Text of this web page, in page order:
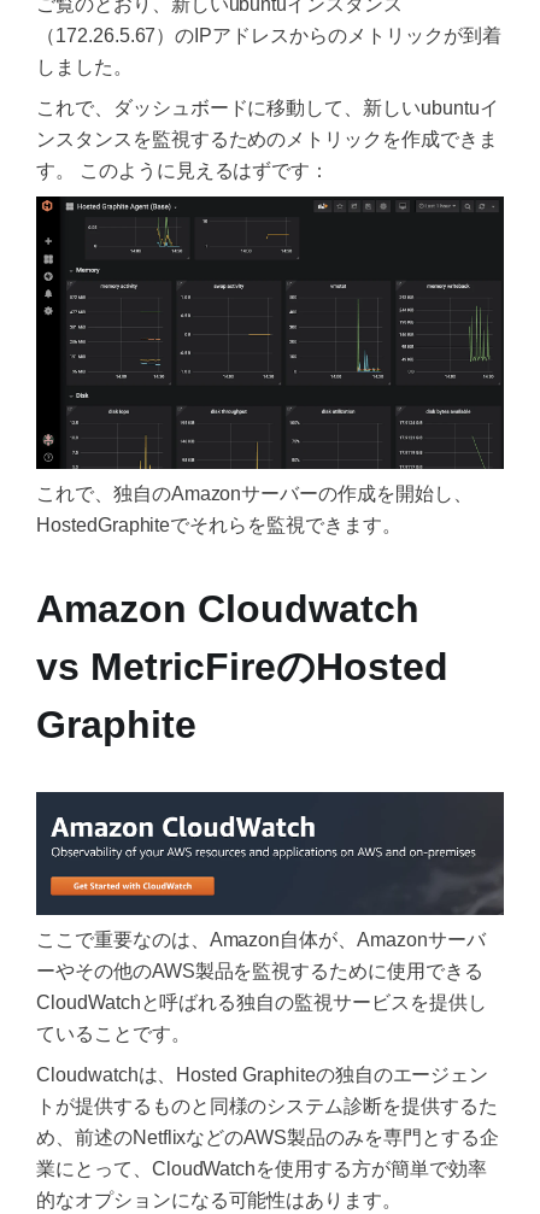
（172.26.5.67）のIPアドレスからのメトリックが到着
しました。
これで、ダッシュボードに移動して、新しいubuntuイ
ンスタンスを監視するためのメトリックを作成できま
す。 このように見えるはずです：
これで、独自のAmazonサーバーの作成を開始し、
HostedGraphiteでそれらを監視できます。
Amazon Cloudwatch
vs MetricFireのHosted
Graphite
ここで重要なのは、Amazon自体が、Amazonサーバ
ーやその他のAWS製品を監視するために使用できる
CloudWatchと呼ばれる独自の監視サービスを提供し
ていることです。
Cloudwatchは、Hosted Graphiteの独自のエージェン
トが提供するものと同様のシステム診断を提供するた
め、前述のNetflixなどのAWS製品のみを専門とする企
業にとって、CloudWatchを使用する方が簡単で効率
的なオプションになる可能性はあります。